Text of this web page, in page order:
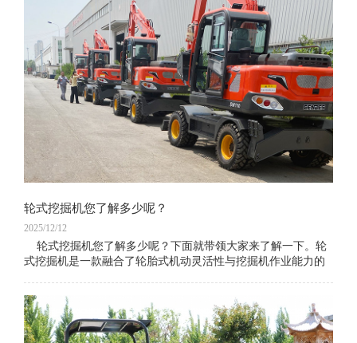
轮式挖掘机您了解多少呢？
2025/12/12
轮式挖掘机您了解多少呢？下面就带领大家来了解一下。轮
式挖掘机是一款融合了轮胎式机动灵活性与挖掘机作业能力的